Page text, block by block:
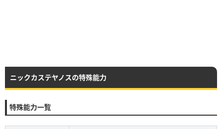
ニックカステヤノスの特殊能力
特殊能力一覧